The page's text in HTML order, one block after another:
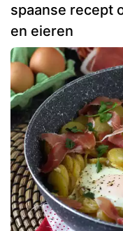
spaanse recept
en eieren